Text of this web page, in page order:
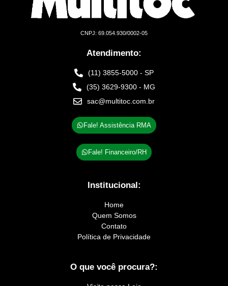
CNPJ: 69.054.930/0002-05
Atendimento:
(11) 3855-5000 - SP
(35) 3629-9300 - MG
sac@multitoc.com.br
Fale! Assistência RMA
Fale! Financeiro/RH
Institucional:
Home
Quem Somos
Contato
Política de Privacidade
O que você procura?: